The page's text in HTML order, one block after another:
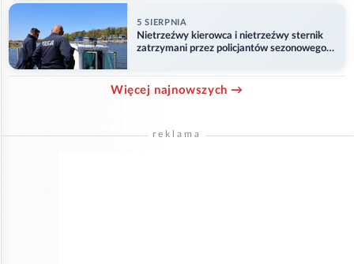
5 SIERPNIA
Nietrzeźwy kierowca i nietrzeźwy sternik
zatrzymani przez policjantów sezonowego
Więcej najnowszych →
reklama